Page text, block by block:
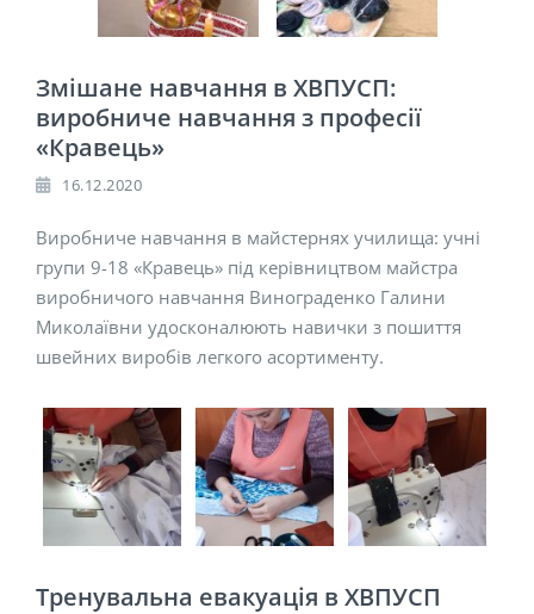
Змішане навчання в ХВПУСП:
виробниче навчання з професії
«Кравець»
16.12.2020
Виробниче навчання в майстернях училища: учні
групи 9-18 «Кравець» під керівництвом майстра
виробничого навчання Винограденко Галини
Миколаївни удосконалюють навички з пошиття
швейних виробів легкого асортименту.
Тренувальна евакуація в ХВПУСП